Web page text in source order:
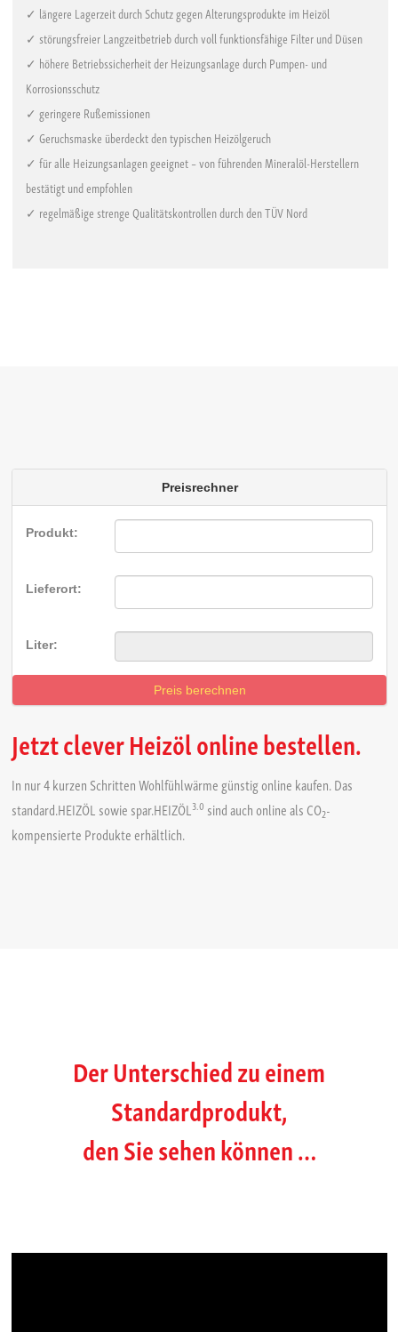
✓ längere Lagerzeit durch Schutz gegen Alterungsprodukte im Heizöl
✓ störungsfreier Langzeitbetrieb durch voll funktionsfähige Filter und Düsen
✓ höhere Betriebssicherheit der Heizungsanlage durch Pumpen- und
Korrosionsschutz
✓ geringere Rußemissionen
✓ Geruchsmaske überdeckt den typischen Heizölgeruch
✓ für alle Heizungsanlagen geeignet – von führenden Mineralöl-Herstellern
bestätigt und empfohlen
✓ regelmäßige strenge Qualitätskontrollen durch den TÜV Nord
Preisrechner
Produkt:
Lieferort:
liter:
Preis berechnen
Jetzt clever Heizöl online bestellen.
In nur 4 kurzen Schritten Wohlfühlwärme günstig online kaufen. Das
standard.HEIZÖL sowie spar.HEIZÖL3.0 sind auch online als CO2-
kompensierte Produkte erhältlich.
Der Unterschied zu einem
Standardprodukt,
den Sie sehen können …